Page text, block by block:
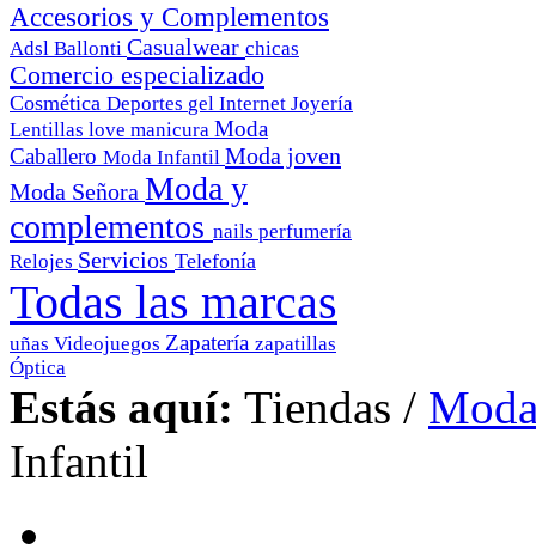
Accesorios y Complementos
Adsl Ballonti Casualwear chicas
Comercio especializado
Cosmética Deportes gel Internet Joyería
Lentillas love manicura Moda
Caballero Moda Infantil Moda joven
Moda Señora Moda y
complementos nails perfumería
Relojes Servicios Telefonía
Todas las marcas
uñas Videojuegos Zapatería zapatillas
Óptica
Estás aquí: Tiendas /
Infantil